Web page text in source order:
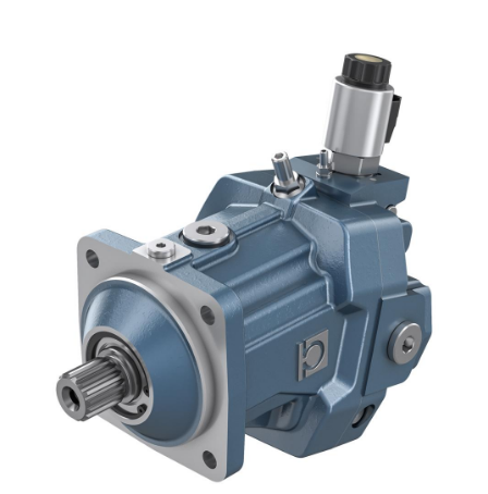
Двигатели с Планетарным редуктором для Bondioli &
Система управления
Интегрированные гидравлические блоки
Распределители
Картридж клапаны
Клапаны гидравлических линий
Элементы сервоконтроля
Электронные компоненты системы управления
Теплообмен
Системы Fan Drive